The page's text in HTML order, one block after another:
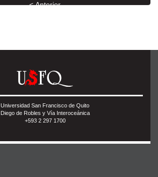
< Anterior
Universidad San Francisco de Quito
Diego de Robles y Vía Interoceánica
+593 2 297 1700